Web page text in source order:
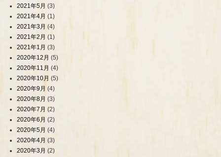
2021年5月 (3)
2021年4月 (1)
2021年3月 (4)
2021年2月 (1)
2021年1月 (3)
2020年12月 (5)
2020年11月 (4)
2020年10月 (5)
2020年9月 (4)
2020年8月 (3)
2020年7月 (2)
2020年6月 (2)
2020年5月 (4)
2020年4月 (3)
2020年3月 (2)